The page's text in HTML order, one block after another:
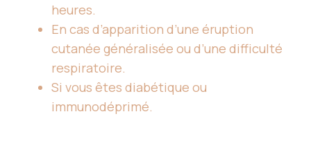
heures.
En cas d’apparition d’une éruption
cutanée généralisée ou d’une difficulté
respiratoire.
Si vous êtes diabétique ou
immunodéprimé.